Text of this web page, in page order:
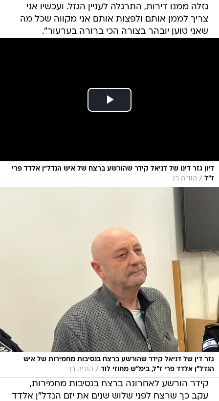
גזלה ממנו דירות, התרגלה לעניין הגזל. ועכשיו אני
צריך לממן אותם ולפצות אותם אני מקווה שכל מה
שאני טוען יובהר בצורה הכי ברורה בערעור".
דיון גזר דינו של דניאל קידר שהורשע ברצח של איש הנדל"ן אלדד פרי
ז"ל / הודיה רן
גזר דין של דניאל קידר שהורשע ברצח בנסיבות מחמירות של איש
הנדל"ן אלדד פרי ז"ל, בימ"ש מחוזי לוד / הודיה רן
קידר הורשע לאחרונה ברצח בנסיבות מחמירות,
עקב כך שרצח לפני שלוש שנים את יזם הנדל"ן אלדד